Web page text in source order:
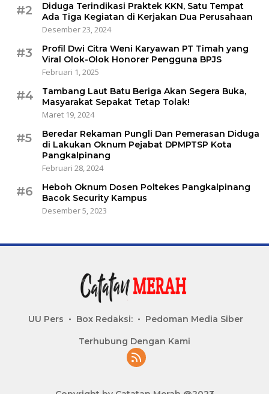
#2
Diduga Terindikasi Praktek KKN, Satu Tempat
Ada Tiga Kegiatan di Kerjakan Dua Perusahaan
Desember 23, 2024
#3
Profil Dwi Citra Weni Karyawan PT Timah yang
Viral Olok-Olok Honorer Pengguna BPJS
Februari 1, 2025
#4
Tambang Laut Batu Beriga Akan Segera Buka,
Masyarakat Sepakat Tetap Tolak!
Maret 19, 2024
#5
Beredar Rekaman Pungli Dan Pemerasan Diduga
di Lakukan Oknum Pejabat DPMPTSP Kota
Pangkalpinang
Februari 28, 2024
#6
Heboh Oknum Dosen Poltekes Pangkalpinang
Bacok Security Kampus
Desember 5, 2023
UU Pers Box Redaksi: Pedoman Media Siber
Terhubung Dengan Kami